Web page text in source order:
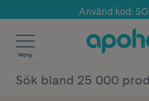
Årets
Använd kod:
✓
Meny